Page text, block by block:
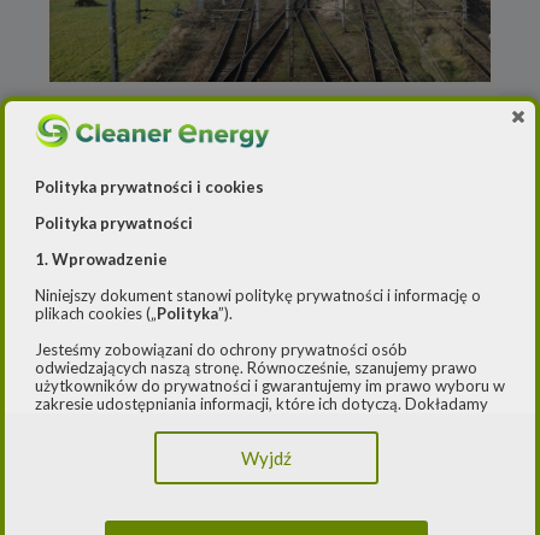
Redakcja o 25 sierpnia 2021
współpracować przy
rozwoju napędów
zasilanych wodorem
PKN Orlen, PKP S.A. i Pesa Bydgoszcz
podpisały list intencyjny w sprawie
współpracy na rzecz rozwoju zeroemisyjnego
transportu kolejowego, opartego o napędy
Czytaj dalej
Polityka prywatności i cookies
Polityka prywatności
1. Wprowadzenie
Niniejszy dokument stanowi politykę prywatności i informację o
plikach cookies („Polityka”).
Jesteśmy zobowiązani do ochrony prywatności osób
odwiedzających naszą stronę. Równocześnie, szanujemy prawo
użytkowników do prywatności i gwarantujemy im prawo wyboru w
zakresie udostępniania informacji, które ich dotyczą. Dokładamy
przepisami, w szczególności rozporządzeniem Parlamentu
Europejskiego i Rady (UE) 2016/979 z dnia 27 kwietnia 2016 r. w
Wyjdź